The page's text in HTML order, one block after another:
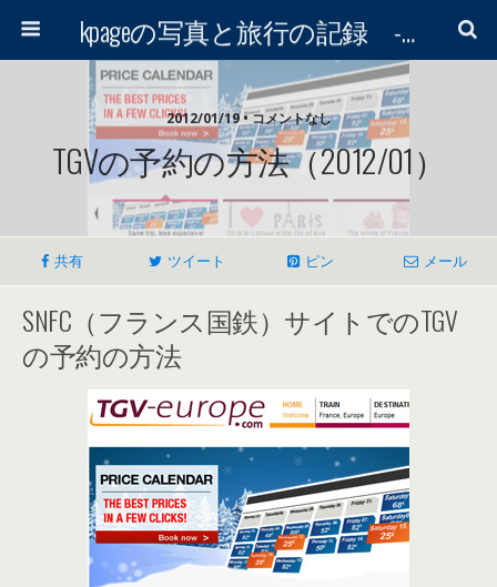
kpageの写真と旅行の記録 -写真と旅行と趣味のブログ-
2012/01/19 • コメントなし
TGVの予約の方法（2012/01）
共有 ツイート ピン メール
SNFC（フランス国鉄）サイトでのTGV
の予約の方法